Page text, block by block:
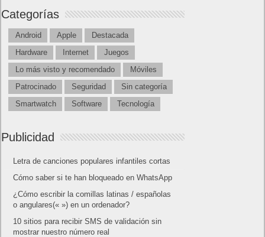
Categorías
Android Apple
Destacada
Hardware
Internet
Juegos
Lo más visto y recomendado
Móviles
Patrocinado
Seguridad
Sin categoría
Smartwatch
Software Tecnología
Publicidad
Letra de canciones populares infantiles cortas
Cómo saber si te han bloqueado en WhatsApp
¿Cómo escribir la comillas latinas / españolas
o angulares(« ») en un ordenador?
10 sitios para recibir SMS de validación sin
mostrar nuestro número real